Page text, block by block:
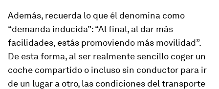
Además, recuerda lo que él denomina como
“demanda inducida”: “Al final, al dar más
facilidades, estás promoviendo más movilidad”.
De esta forma, al ser realmente sencillo coger un
coche compartido o incluso sin conductor para ir
de un lugar a otro, las condiciones del transporte